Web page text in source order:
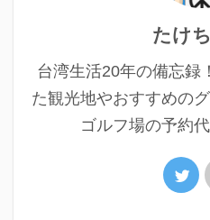
たけ
台湾生活20年の備忘録
た観光地やおすすめの
ゴルフ場の予約